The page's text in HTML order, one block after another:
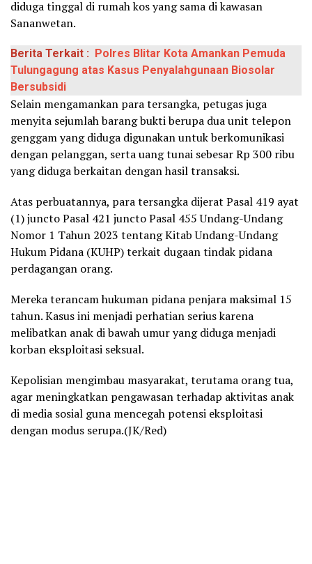
diduga tinggal di rumah kos yang sama di kawasan
Sananwetan.
Berita Terkait : Polres Blitar Kota Amankan Pemuda
Tulungagung atas Kasus Penyalahgunaan Biosolar
Bersubsidi
Selain mengamankan para tersangka, petugas juga
menyita sejumlah barang bukti berupa dua unit telepon
genggam yang diduga digunakan untuk berkomunikasi
dengan pelanggan, serta uang tunai sebesar Rp 300 ribu
yang diduga berkaitan dengan hasil transaksi.
Atas perbuatannya, para tersangka dijerat Pasal 419 ayat
(1) juncto Pasal 421 juncto Pasal 455 Undang-Undang
Nomor 1 Tahun 2023 tentang Kitab Undang-Undang
Hukum Pidana (KUHP) terkait dugaan tindak pidana
perdagangan orang.
Mereka terancam hukuman pidana penjara maksimal 15
tahun. Kasus ini menjadi perhatian serius karena
melibatkan anak di bawah umur yang diduga menjadi
korban eksploitasi seksual.
Kepolisian mengimbau masyarakat, terutama orang tua,
agar meningkatkan pengawasan terhadap aktivitas anak
di media sosial guna mencegah potensi eksploitasi
dengan modus serupa.(JK/Red)